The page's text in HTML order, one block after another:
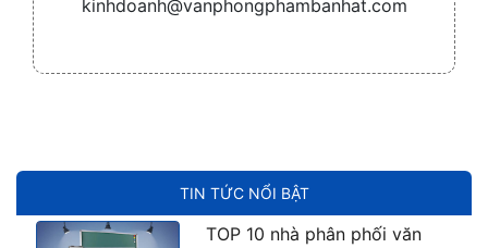
TIN TỨC NỔI BẬT
TOP 10 nhà phân phối văn
kinhdoanh@vanphongphambanhat.com